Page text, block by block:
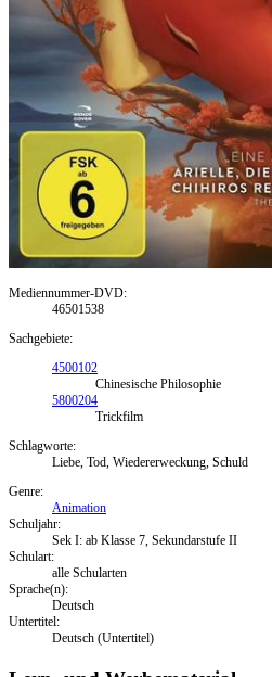
Mediennummer-DVD:
46501538
Sachgebiete:
4500102
Chinesische Philosophie
5800204
Trickfilm
Schlagworte:
Liebe, Tod, Wiedererweckung, Schuld
Genre:
Animation
Schuljahr:
Sek I: ab Klasse 7, Sekundarstufe II
Schulart:
alle Schularten
Sprache(n):
Deutsch
Untertitel:
Deutsch (Untertitel)